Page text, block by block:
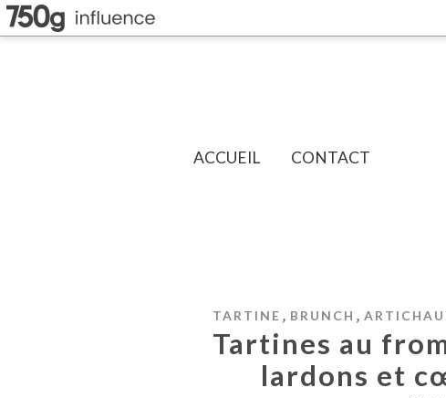
ACCUEIL CONTACT
TARTINE , BRUNCH ,
Tartines au
lardons et